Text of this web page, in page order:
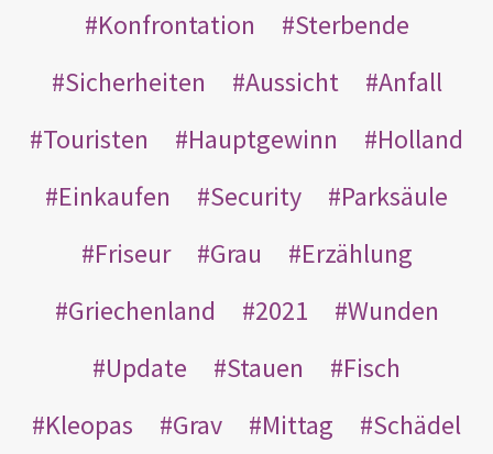
Konfrontation
Sterbende
Sicherheiten
Aussicht
Anfall
Touristen
Hauptgewinn
Holland
Einkaufen
Security
Parksäule
Friseur
Grau
Erzählung
Griechenland
2021
Wunden
Update
Stauen
Fisch
Kleopas
Grav Mittag Schädel